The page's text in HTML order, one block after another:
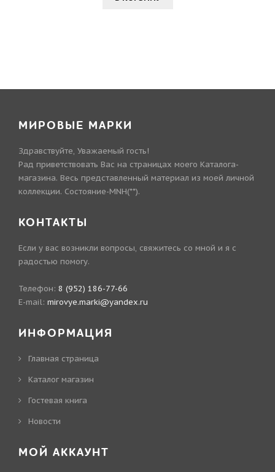
МИРОВЫЕ МАРКИ
Здравствуйте, Уважаемый гость!
Рад приветствовать Вас на страницах моего Каталога-
магазина. Весь представленный материал из моей личной
коллекции. Состояние-MNH(**).
КОНТАКТЫ
Если у вас возникли вопросы, свяжитесь со мной и я с
радостью помогу.
Телефон: 8 (952) 186-77-66
E-mail: mirovye.marki@yandex.ru
ИНФОРМАЦИЯ
Главная страница
Каталог магазин
Гостевая книга
Новости
МОЙ АККАУНТ